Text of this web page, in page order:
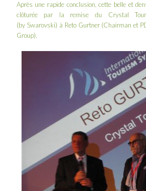
Après une rapide conclusion, cette belle et
clôturée par la remise du Crystal
(by Swarovski) à Reto Gurtner (Chairman et
Group).